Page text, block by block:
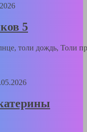
5
толи дождь, Толи